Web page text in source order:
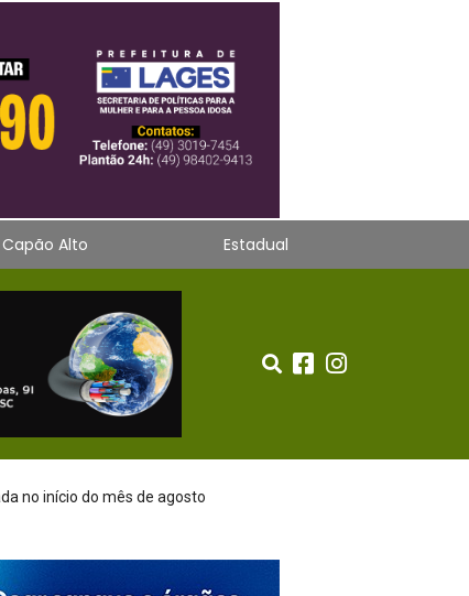
Capão Alto Estadual
no início do mês de agosto